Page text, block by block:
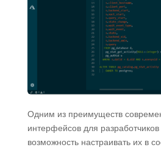
Одним из преимуществ
интерфейсов для разработчиков
возможность настраивать их в